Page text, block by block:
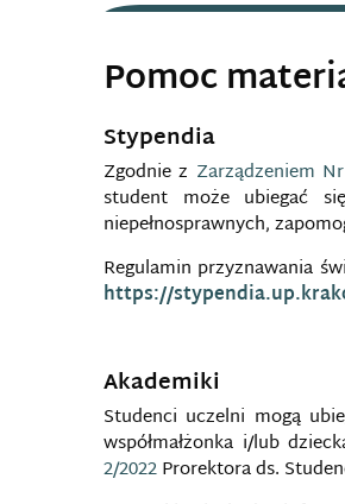
Pomoc
Stypendia
Zgodnie z Zarządzeniem
student może ubiegać
niepełnosprawnych,
Regulamin przyznawania
https://
Akademiki
Studenci uczelni mogą
współmałżonka i/lub
2/2022Prorektora ds.